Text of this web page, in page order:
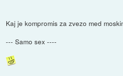
Kaj je kompromis za zvezo med
--- Samo sex ----